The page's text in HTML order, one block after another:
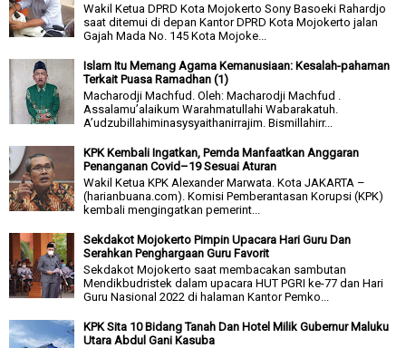
Wakil Ketua DPRD Kota Mojokerto Sony Basoeki Rahardjo
saat ditemui di depan Kantor DPRD Kota Mojokerto jalan
Gajah Mada No. 145 Kota Mojoke...
Islam Itu Memang Agama Kemanusiaan: Kesalah-pahaman
Terkait Puasa Ramadhan (1)
Macharodji Machfud. Oleh: Macharodji Machfud .
Assalamu’alaikum Warahmatullahi Wabarakatuh.
A’udzubillahiminasysyaithanirrajim. Bismillahirr...
KPK Kembali Ingatkan, Pemda Manfaatkan Anggaran
Penanganan Covid–19 Sesuai Aturan
Wakil Ketua KPK Alexander Marwata. Kota JAKARTA –
(harianbuana.com). Komisi Pemberantasan Korupsi (KPK)
kembali mengingatkan pemerint...
Sekdakot Mojokerto Pimpin Upacara Hari Guru Dan
Serahkan Penghargaan Guru Favorit
Sekdakot Mojokerto saat membacakan sambutan
Mendikbudristek dalam upacara HUT PGRI ke-77 dan Hari
Guru Nasional 2022 di halaman Kantor Pemko...
KPK Sita 10 Bidang Tanah Dan Hotel Milik Gubernur Maluku
Utara Abdul Gani Kasuba